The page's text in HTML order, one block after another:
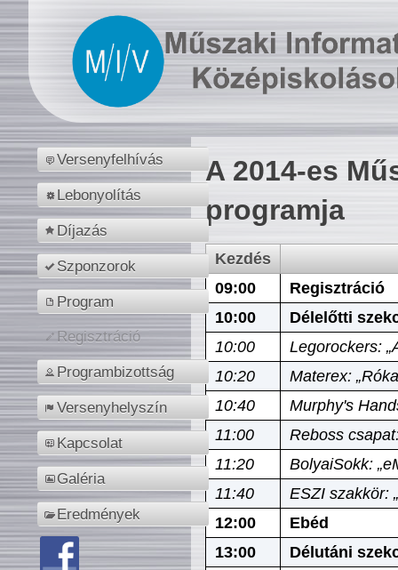
Versenyfelhívás
Lebonyolítás
Díjazás
Szponzorok
Program
Regisztráció
Programbizottság
Versenyhelyszín
Kapcsolat
Galéria
Eredmények
A 2014-es
programja
Kezdés
09:00
Regisztráció
10:00
Délelőtti
10:00
Legorockers:
10:20
Materex:
10:40
Murphy's
11:00
Reboss
11:20
BolyaiSokk:
11:40
ESZI szakkör:
12:00
Ebéd
13:00
Délutáni